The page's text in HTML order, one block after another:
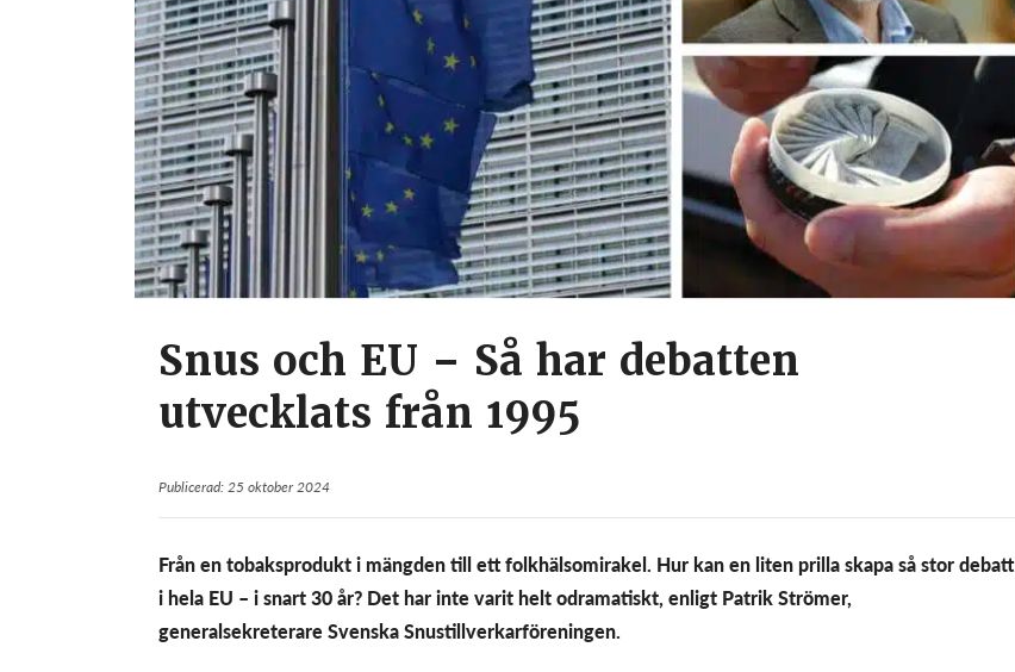
Snus och EU – Så har debatten
utvecklats från 1995
Publicerad: 25 oktober 2024
Från en tobaksprodukt i mängden till ett folkhälsomirakel. Hur kan en liten prilla skapa så stor debatt
i hela EU – i snart 30 år? Det har inte varit helt odramatiskt, enligt Patrik Strömer,
generalsekreterare Svenska Snustillverkarföreningen.